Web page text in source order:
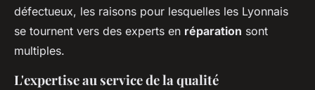
défectueux, les raisons pour lesquelles les Lyonnais
se tournent vers des experts en réparation sont
multiples.
L'expertise au service de la qualité